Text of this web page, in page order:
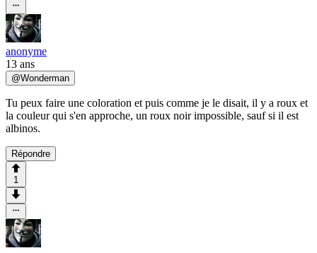
anonyme
13 ans
@Wonderman
Tu peux faire une coloration et puis comme je le disait, il y a roux et
la couleur qui s'en approche, un roux noir impossible, sauf si il est
albinos.
Répondre
1